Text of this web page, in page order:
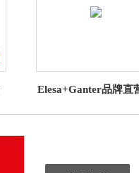
Elesa+Ganter品牌直
密封条NBR /